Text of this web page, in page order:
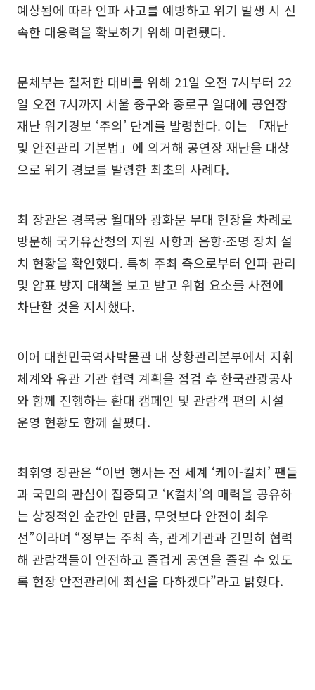
예상됨에 따라 인파 사고를 예방하고 위기 발생 시 신
속한 대응력을 확보하기 위해 마련됐다.
문체부는 철저한 대비를 위해 21일 오전 7시부터 22
일 오전 7시까지 서울 중구와 종로구 일대에 공연장
재난 위기경보 ‘주의’ 단계를 발령한다. 이는 「재난
및 안전관리 기본법」에 의거해 공연장 재난을 대상
으로 위기 경보를 발령한 최초의 사례다.
최 장관은 경복궁 월대와 광화문 무대 현장을 차례로
방문해 국가유산청의 지원 사항과 음향·조명 장치 설
치 현황을 확인했다. 특히 주최 측으로부터 인파 관리
및 암표 방지 대책을 보고 받고 위험 요소를 사전에
차단할 것을 지시했다.
이어 대한민국역사박물관 내 상황관리본부에서 지휘
체계와 유관 기관 협력 계획을 점검 후 한국관광공사
와 함께 진행하는 환대 캠페인 및 관람객 편의 시설
운영 현황도 함께 살폈다.
최휘영 장관은 “이번 행사는 전 세계 ‘케이-컬처’ 팬들
과 국민의 관심이 집중되고 ‘K컬처’의 매력을 공유하
는 상징적인 순간인 만큼, 무엇보다 안전이 최우
선”이라며 “정부는 주최 측, 관계기관과 긴밀히 협력
해 관람객들이 안전하고 즐겁게 공연을 즐길 수 있도
록 현장 안전관리에 최선을 다하겠다”라고 밝혔다.